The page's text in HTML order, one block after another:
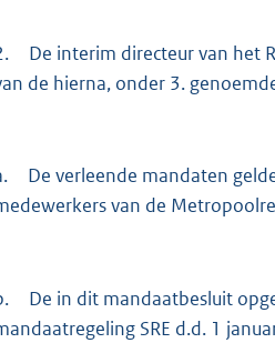
De interim directeur van het
de hierna, onder 3.
De verleende mandaten
van de
De in dit mandaatbesluit
SRE d.d. 1